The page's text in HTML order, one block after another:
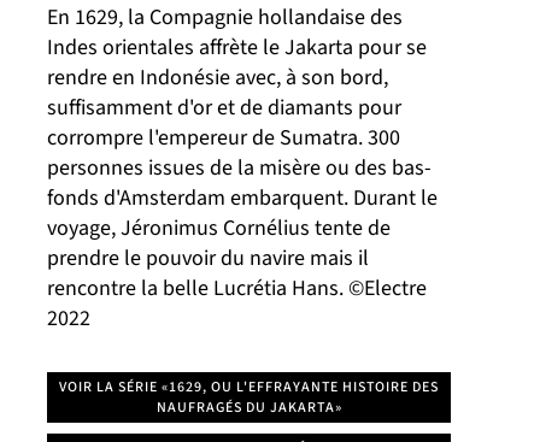
En 1629, la Compagnie hollandaise des
Indes orientales affrète le Jakarta pour se
rendre en Indonésie avec, à son bord,
suffisamment d'or et de diamants pour
corrompre l'empereur de Sumatra. 300
personnes issues de la misère ou des bas-
fonds d'Amsterdam embarquent. Durant le
voyage, Jéronimus Cornélius tente de
prendre le pouvoir du navire mais il
rencontre la belle Lucrétia Hans. ©Electre
2022
VOIR LA SÉRIE «1629, OU L'EFFRAYANTE HISTOIRE DES
NAUFRAGÉS DU JAKARTA»